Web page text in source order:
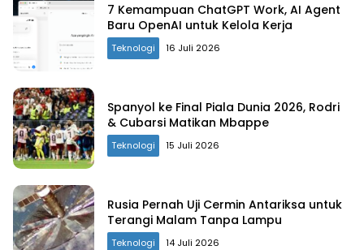
7 Kemampuan ChatGPT Work, AI Agent
Baru OpenAI untuk Kelola Kerja
Teknologi 16 Juli 2026
Spanyol ke Final Piala Dunia 2026, Rodri
& Cubarsi Matikan Mbappe
Teknologi 15 Juli 2026
Rusia Pernah Uji Cermin Antariksa untuk
Terangi Malam Tanpa Lampu
Teknologi 14 Juli 2026